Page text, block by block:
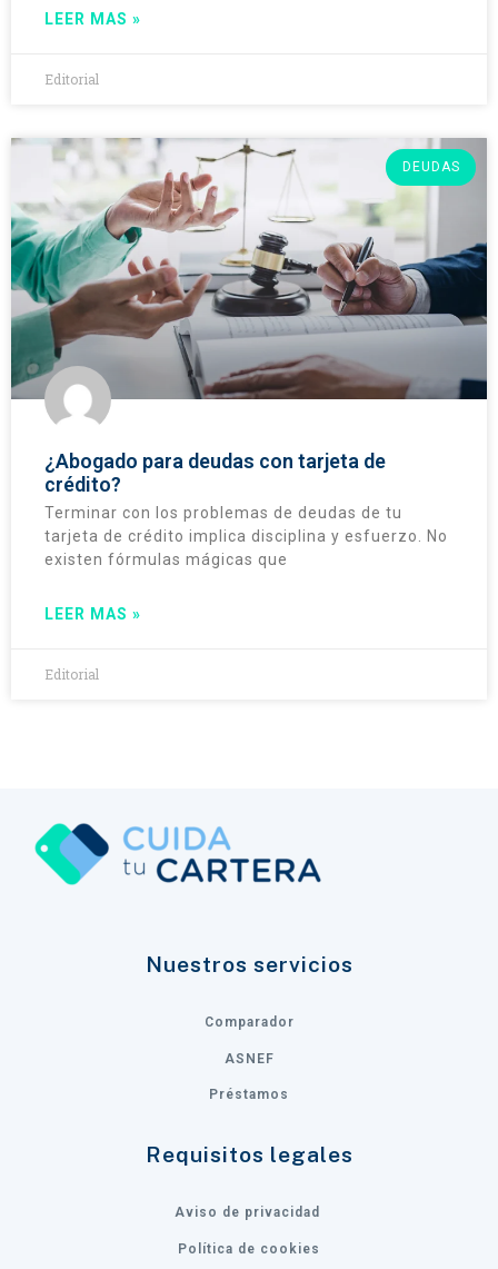
LEER MAS »
Editorial
DEUDAS
¿Abogado para deudas con tarjeta de
crédito?
Terminar con los problemas de deudas de tu
tarjeta de crédito implica disciplina y esfuerzo. No
existen fórmulas mágicas que
LEER MAS »
Editorial
Nuestros servicios
Comparador
ASNEF
Préstamos
Requisitos legales
Aviso de privacidad
Política de cookies